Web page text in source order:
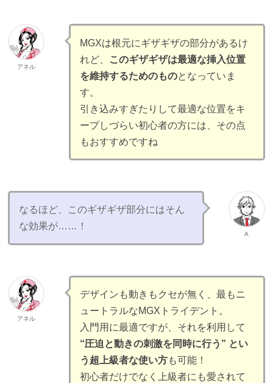
アネル
MGXは根元にギザギザの部分があるけ
れど、
このギザギザは最適な挿入位置
を維持するためのものとなっていま
す。
引き込みすぎたりして最適な位置をキ
ープしづらい初心者の方には、その点
もおすすめですね
A
なるほど、このギザギザ部分にはそん
な効果が……！
アネル
デザインも動きもクセが無く、最もニ
ュートラルなMGXトライデント。
入門用に最適ですが、それを利用して
“圧迫と動きの刺激を同時に行う” とい
う超上級者な使い方も可能！
初心者だけでなく上級者にも愛されて